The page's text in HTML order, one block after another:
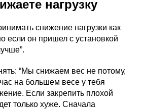
нагрузку
снижение нагрузки как
если он пришел с установкой
“Мы снижаем вес не потому,
на большем весе у тебя
Если закрепить плохой
только хуже. Сначала